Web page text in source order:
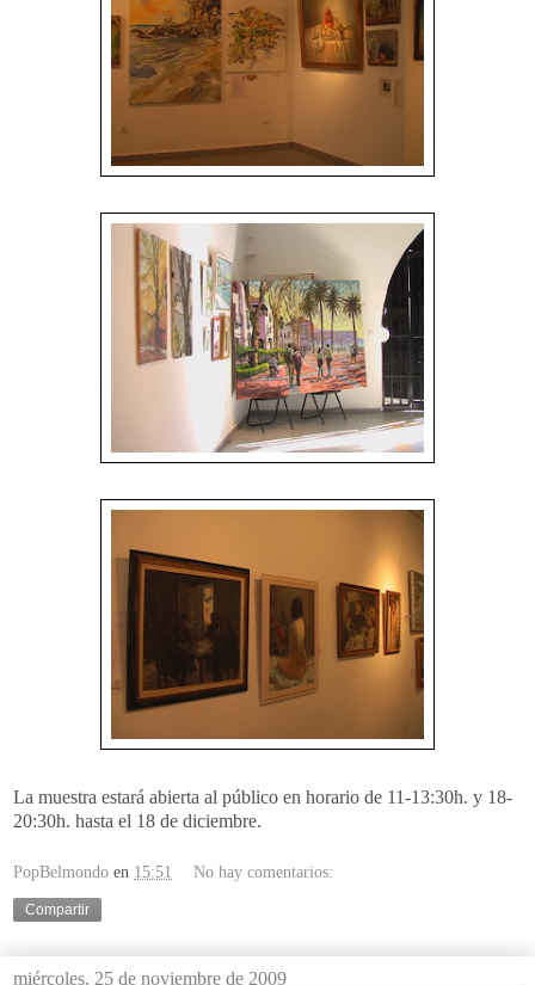
La muestra estará abierta al público en horario de 11-13:30h. y 18-
20:30h. hasta el 18 de diciembre.
PopBelmondo en 15:51 No hay comentarios:
Compartir
miércoles, 25 de noviembre de 2009